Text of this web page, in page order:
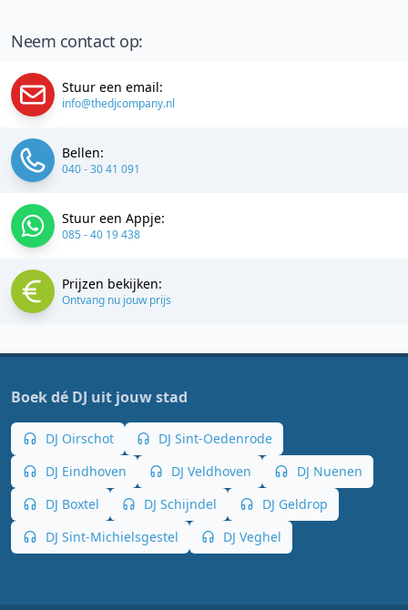
Neem contact op:
Stuur een email:
info@thedjcompany.nl
Bellen:
040 - 30 41 091
Stuur een Appje:
085 - 40 19 438
Prijzen bekijken:
Ontvang nu jouw prijs
Boek dé DJ uit jouw stad
DJ Oirschot
DJ Sint-Oedenrode
DJ Eindhoven
DJ Veldhoven
DJ Nuenen
DJ Boxtel
DJ Schijndel
DJ Geldrop
DJ Sint-Michielsgestel
DJ Veghel